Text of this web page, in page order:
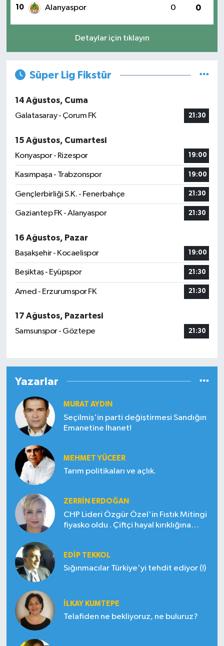
10 Alanyaspor 0 0
Detaylar için tıklayın
Süper Lig Fikstür
14 Ağustos, Cuma
Galatasaray - Çorum FK
21:30
15 Ağustos, Cumartesi
Konyaspor - Rizespor
19:00
Kasımpaşa - Trabzonspor 19:00
Gençlerbirliği S.K. - Fenerbahçe 21:30
Gaziantep FK - Alanyaspor 21:30
16 Ağustos, Pazar
Başakşehir - Kocaelispor
19:00
Beşiktaş - Eyüpspor 21:30
Amed - Erzurumspor FK 21:30
17 Ağustos, Pazartesi
Samsunspor - Göztepe
21:30
Yazarlar
MURAT AYDIN
Seçilmiş'in parti değiştirmesi Sandığın
Emanetine İhanet!
MEHMET YÜCEER
Tarım politikaları ve açlık.
ZERRIN ERDOĞAN
CHP Lideri Özgür Özel'in Fıstık Mitingi
fiyasko oldu . Çiftçi hayal kırıklığına
EDIP TEKKOL
Sığınmacılar Türkiye'yi tehdit ediyor (!)
İLKAY KUMTEPE
Telafiden ne bekliyoruz, ne buluruz?